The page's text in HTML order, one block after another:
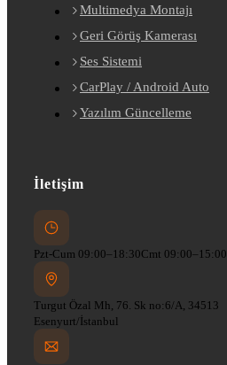
Multimedya Montajı
Geri Görüş Kamerası
Ses Sistemi
CarPlay / Android Auto
Yazılım Güncelleme
İletişim
Pzt-Cum 09:00–18:30Cmt 09:00–15:00
Turgut Özal Mh, 76. Sk no:6/A, 34513
Esenyurt/İstanbul